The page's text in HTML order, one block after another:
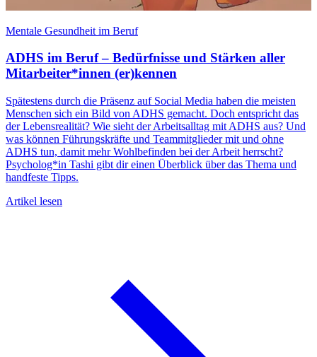
Mentale Gesundheit im Beruf
ADHS im Beruf – Bedürfnisse und Stärken aller
Mitarbeiter*innen (er)kennen
Spätestens durch die Präsenz auf Social Media haben die meisten
Menschen sich ein Bild von ADHS gemacht. Doch entspricht das
der Lebensrealität? Wie sieht der Arbeitsalltag mit ADHS aus? Und
was können Führungskräfte und Teammitglieder mit und ohne
ADHS tun, damit mehr Wohlbefinden bei der Arbeit herrscht?
Psycholog*in Tashi gibt dir einen Überblick über das Thema und
handfeste Tipps.
Artikel lesen